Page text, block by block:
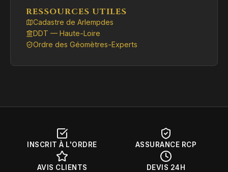
RESSOURCES UTILES
Cadastre de Arlempdes
DDT — Haute-Loire
Ordre des Géomètres-Experts
INSCRIT À L'ORDRE ASSURANCE RCP
AVIS CLIENTS DEVIS 24H